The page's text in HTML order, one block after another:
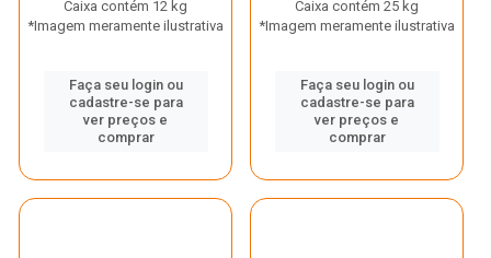
Caixa contém 12 kg
*Imagem meramente ilustrativa
Faça seu login ou
cadastre-se para
ver preços e
comprar
Caixa contém 25 kg
*Imagem meramente ilustrativa
Faça seu login ou
cadastre-se para
ver preços e
comprar